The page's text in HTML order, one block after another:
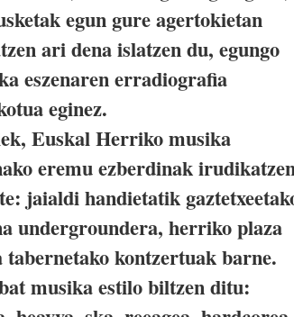
egun gure agertokietan
ari dena islatzen du, egungo
eszenaren erradiografia
eginez.
Euskal Herriko musika
eremu ezberdinak
jaialdi handietatik
undergroundera, herriko plaza
tabernetako kontzertuak barne.
musika estilo biltzen ditu: